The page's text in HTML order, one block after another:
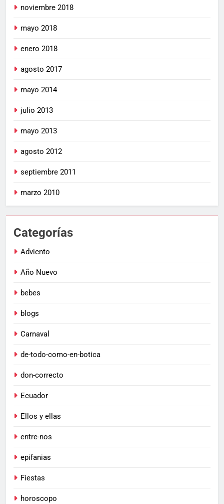
noviembre 2018
mayo 2018
enero 2018
agosto 2017
mayo 2014
julio 2013
mayo 2013
agosto 2012
septiembre 2011
marzo 2010
Categorías
Adviento
Año Nuevo
bebes
blogs
Carnaval
de-todo-como-en-botica
don-correcto
Ecuador
Ellos y ellas
entre-nos
epifanias
Fiestas
horoscopo